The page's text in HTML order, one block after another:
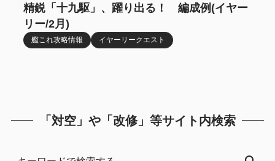
精鋭「十九駆」、躍り出る！ 編成例(イヤー
リー/2月)
艦これ攻略情報 イヤーリークエスト
「対空」や「改修」等サイト内検索